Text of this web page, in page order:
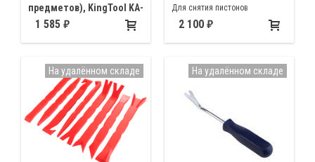
предметов), KingTool KA-
2441-6
элементов с дверных панелей,
приборных панелей и других
элементов внутренней
обшивки автомобиля
1 585
Для снятия пистонов
внутренних панелей
2 100
На удалённом складе На удалённом складе